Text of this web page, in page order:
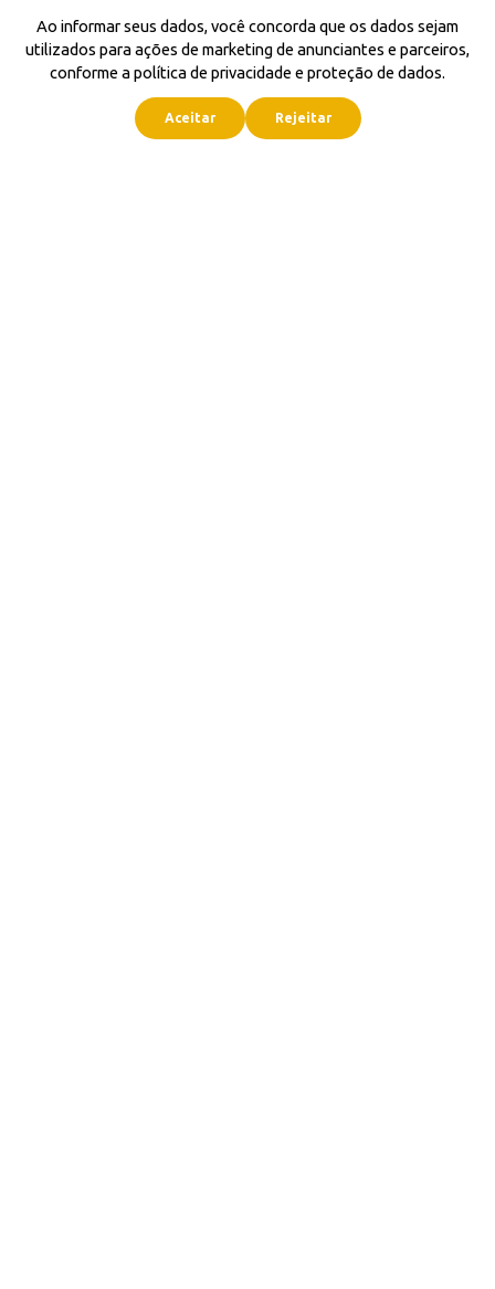
Ao informar seus dados, você concorda que os dados sejam
utilizados para ações de marketing de anunciantes e parceiros,
conforme a política de privacidade e proteção de dados.
Aceitar Rejeitar